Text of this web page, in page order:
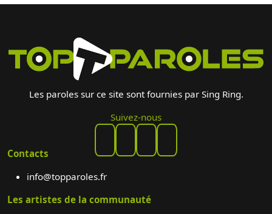
Les paroles sur ce site sont fournies par Sing Ring.
Suivez-nous
Contacts
info@topparoles.fr
Les artistes de la communauté